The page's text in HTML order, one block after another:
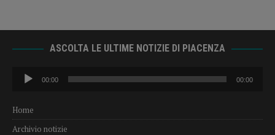
ASCOLTA LE ULTIME NOTIZIE DI PIACENZA
Audio
Player
00:00 00:00
Home
Archivio notizie